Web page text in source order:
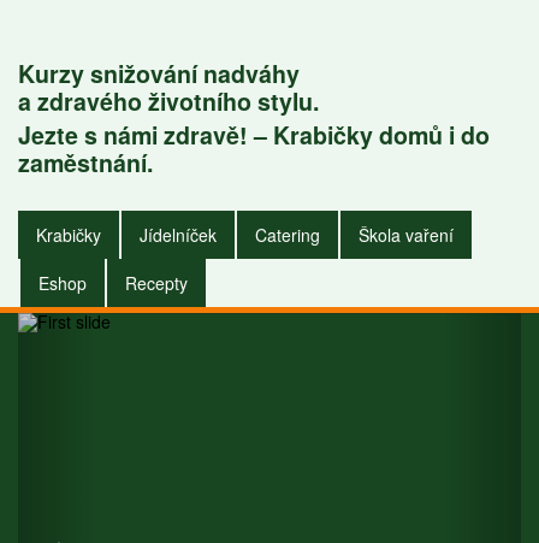
Kurzy snižování nadváhy
a zdravého životního stylu.
Jezte s námi zdravě! – Krabičky domů i do
zaměstnání.
Krabičky Jídelníček Catering
Škola vaření
Eshop
Recepty
Krabičky do
zaměstnání i do
domu.